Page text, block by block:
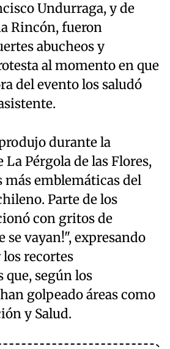
Undurraga, y de
Rincón, fueron
abucheos y
al momento en que
del evento los saludó
durante la
Pérgola de las Flores,
más emblemáticas del
Parte de los
con gritos de
se vayan!", expresando
recortes
que, según los
golpeado áreas como
y Salud.